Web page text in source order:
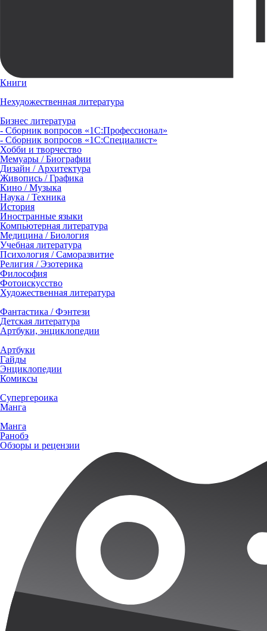
Книги
Нехудожественная литература
Бизнес литература
- Сборник вопросов «1С:Профессионал»
- Сборник вопросов «1С:Специалист»
Хобби и творчество
Мемуары / Биографии
Дизайн / Архитектура
Живопись / Графика
Кино / Музыка
Наука / Техника
История
Иностранные языки
Компьютерная литература
Медицина / Биология
Учебная литература
Психология / Саморазвитие
Религия / Эзотерика
Философия
Фотоискусство
Художественная литература
Фантастика / Фэнтези
Детская литература
Артбуки, энциклопедии
Артбуки
Гайды
Энциклопедии
Комиксы
Супергероика
Манга
Манга
Ранобэ
Обзоры и рецензии